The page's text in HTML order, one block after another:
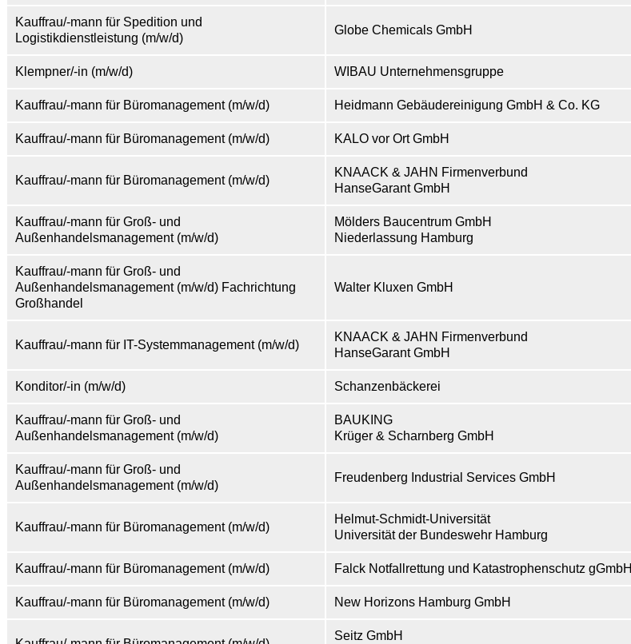
Kauffrau/-mann für Spedition und
Logistikdienstleistung (m/w/d)
Globe Chemicals GmbH
Klempner/-in (m/w/d) WIBAU Unternehmensgruppe
Kauffrau/-mann für Büromanagement (m/w/d) Heidmann Gebäudereinigung GmbH & Co. KG
Kauffrau/-mann für Büromanagement (m/w/d) KALO vor Ort GmbH
Kauffrau/-mann für Büromanagement (m/w/d)
KNAACK & JAHN Firmenverbund
HanseGarant GmbH
Kauffrau/-mann für Groß- und
Außenhandelsmanagement (m/w/d)
Mölders Baucentrum GmbH
Niederlassung Hamburg
Kauffrau/-mann für Groß- und
Außenhandelsmanagement (m/w/d) Fachrichtung
Großhandel
Walter Kluxen GmbH
Kauffrau/-mann für IT-Systemmanagement (m/w/d)
KNAACK & JAHN Firmenverbund
HanseGarant GmbH
Konditor/-in (m/w/d) Schanzenbäckerei
Kauffrau/-mann für Groß- und
Außenhandelsmanagement (m/w/d)
BAUKING
Krüger & Scharnberg GmbH
Kauffrau/-mann für Groß- und
Außenhandelsmanagement (m/w/d)
Freudenberg Industrial Services GmbH
Kauffrau/-mann für Büromanagement (m/w/d)
Helmut-Schmidt-Universität
Universität der Bundeswehr Hamburg
Kauffrau/-mann für Büromanagement (m/w/d) Falck Notfallrettung und Katastrophenschutz gGmbH
Kauffrau/-mann für Büromanagement (m/w/d) New Horizons Hamburg GmbH
Seitz GmbH